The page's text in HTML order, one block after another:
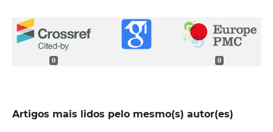
0 0
Artigos mais lidos pelo mesmo(s) autor(es)